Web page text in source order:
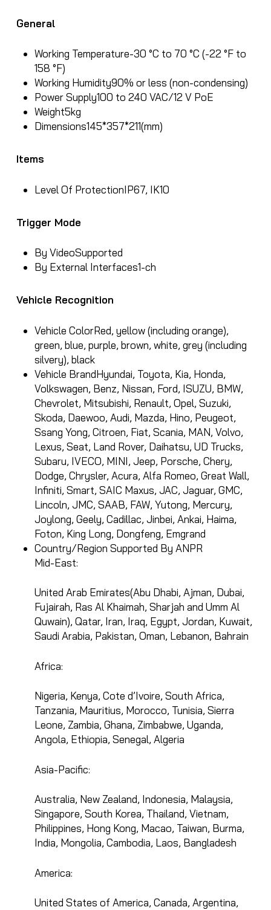
General
Working Temperature-30 °C to 70 °C (-22 °F to
158 °F)
Working Humidity90% or less (non-condensing)
Power Supply100 to 240 VAC/12 V PoE
Weight5kg
Dimensions145*357*211(mm)
Items
Level Of ProtectionIP67, IK10
Trigger Mode
By VideoSupported
By External Interfaces1-ch
Vehicle Recognition
Vehicle ColorRed, yellow (including orange),
green, blue, purple, brown, white, grey (including
silvery), black
Vehicle BrandHyundai, Toyota, Kia, Honda,
Volkswagen, Benz, Nissan, Ford, ISUZU, BMW,
Chevrolet, Mitsubishi, Renault, Opel, Suzuki,
Skoda, Daewoo, Audi, Mazda, Hino, Peugeot,
Ssang Yong, Citroen, Fiat, Scania, MAN, Volvo,
Lexus, Seat, Land Rover, Daihatsu, UD Trucks,
Subaru, IVECO, MINI, Jeep, Porsche, Chery,
Dodge, Chrysler, Acura, Alfa Romeo, Great Wall,
Infiniti, Smart, SAIC Maxus, JAC, Jaguar, GMC,
Lincoln, JMC, SAAB, FAW, Yutong, Mercury,
Joylong, Geely, Cadillac, Jinbei, Ankai, Haima,
Foton, King Long, Dongfeng, Emgrand
Country/Region Supported By ANPR
Mid-East:
United Arab Emirates(Abu Dhabi, Ajman, Dubai,
Fujairah, Ras Al Khaimah, Sharjah and Umm Al
Quwain), Qatar, Iran, Iraq, Egypt, Jordan, Kuwait,
Saudi Arabia, Pakistan, Oman, Lebanon, Bahrain
Africa:
Nigeria, Kenya, Cote d’Ivoire, South Africa,
Tanzania, Mauritius, Morocco, Tunisia, Sierra
Leone, Zambia, Ghana, Zimbabwe, Uganda,
Angola, Ethiopia, Senegal, Algeria
Asia-Pacific:
Australia, New Zealand, Indonesia, Malaysia,
Singapore, South Korea, Thailand, Vietnam,
Philippines, Hong Kong, Macao, Taiwan, Burma,
India, Mongolia, Cambodia, Laos, Bangladesh
America:
United States of America, Canada, Argentina,